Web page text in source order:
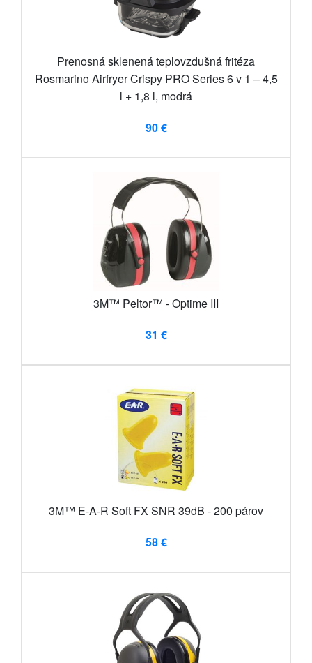
Prenosná sklenená teplovzdušná fritéza
Rosmarino Airfryer Crispy PRO Series 6 v 1 – 4,5
l + 1,8 l, modrá
90 €
3M™ Peltor™ - Optime III
31 €
3M™ E-A-R Soft FX SNR 39dB - 200 párov
58 €